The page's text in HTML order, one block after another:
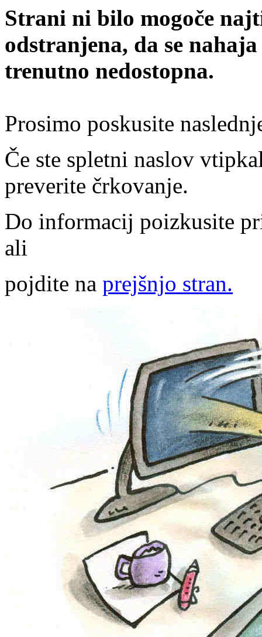
Strani ni bilo mogoče
odstranjena, da se
trenutno nedostopna.
Prosimo poskusite
Če ste spletni naslov
preverite črkovanje.
Do informacij poizkusite
ali
pojdite na prejšnjo stran.